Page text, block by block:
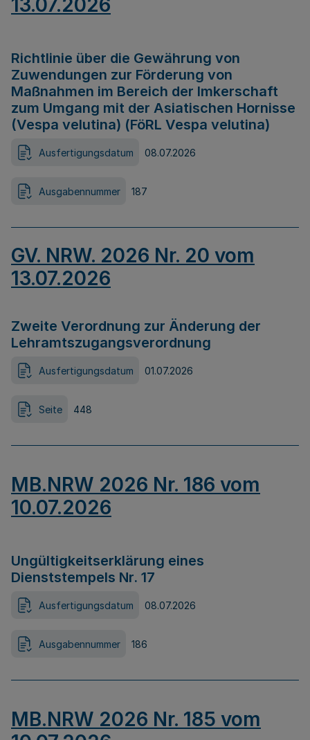
13.07.2026
Richtlinie über die Gewährung von
Zuwendungen zur Förderung von
Maßnahmen im Bereich der Imkerschaft
zum Umgang mit der Asiatischen Hornisse
(Vespa velutina) (FöRL Vespa velutina)
Ausfertigungsdatum 08.07.2026
Ausgabennummer 187
GV. NRW. 2026 Nr. 20 vom
13.07.2026
Zweite Verordnung zur Änderung der
Lehramtszugangsverordnung
Ausfertigungsdatum 01.07.2026
Seite 448
MB.NRW 2026 Nr. 186 vom
10.07.2026
Ungültigkeitserklärung eines
Dienststempels Nr. 17
Ausfertigungsdatum 08.07.2026
Ausgabennummer 186
MB.NRW 2026 Nr. 185 vom